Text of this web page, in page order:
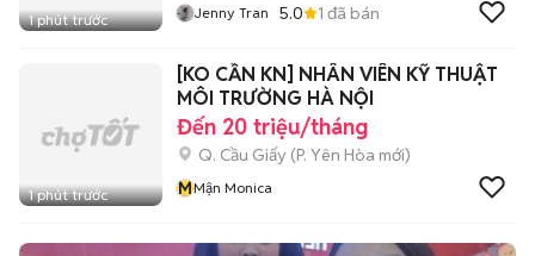
1 phút trước Jenny Tran 5.0 1 đã bán
1 phút trước
[KO CẦN KN] NHÂN VIÊN KỸ THUẬT
MÔI TRƯỜNG HÀ NỘI
Đến 20 triệu/tháng
Q. Cầu Giấy (P. Yên Hòa mới)
MMận Monica